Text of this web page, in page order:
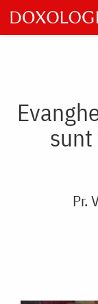
Skip
to
main
Pr.